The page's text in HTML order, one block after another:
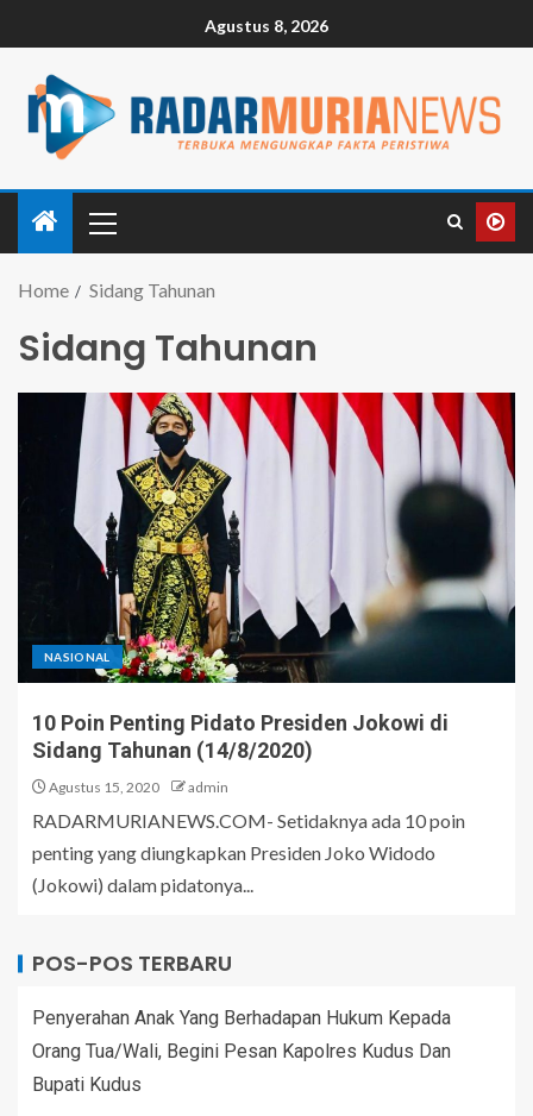
Agustus 8, 2026
Home Sidang Tahunan
Sidang Tahunan
NASIONAL
10 Poin Penting Pidato Presiden Jokowi di
Sidang Tahunan (14/8/2020)
Agustus 15, 2020 admin
RADARMURIANEWS.COM- Setidaknya ada 10 poin
penting yang diungkapkan Presiden Joko Widodo
(Jokowi) dalam pidatonya...
POS-POS TERBARU
Penyerahan Anak Yang Berhadapan Hukum Kepada
Orang Tua/Wali, Begini Pesan Kapolres Kudus Dan
Bupati Kudus